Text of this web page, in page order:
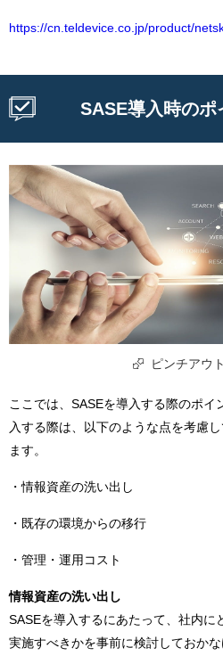
https://cn.teldevice.co.jp/product/
SASE導入時のポ
ピンチアウ
ここでは、SASEを導入する際のポイ
入する際は、以下のような点を考慮
ます。
・情報資産の洗い出し
・既存の環境からの移行
・管理・運用コスト
情報資産の洗い出し
SASEを導入するにあたって、社内に
実施すべきかを事前に検討しておか